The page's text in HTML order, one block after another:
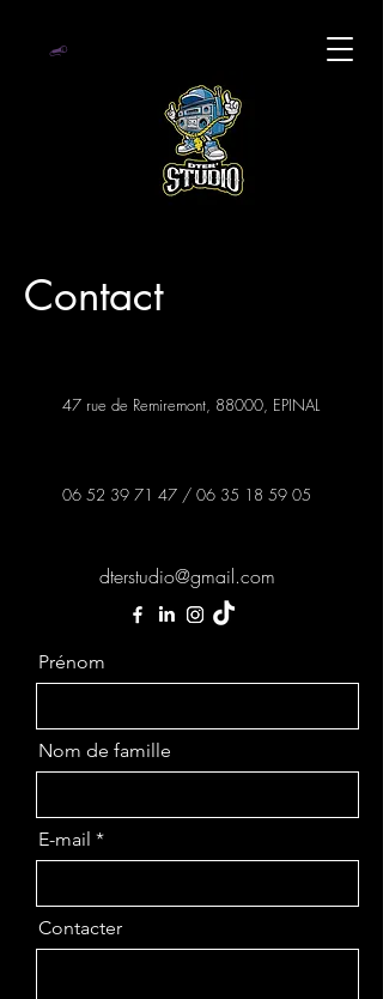
Contact
47 rue de Remiremont, 88000, EPINAL
06 52 39 71 47 / 06 35 18 59 05
dterstudio@gmail.com
Prénom
Nom de famille
E-mail
Contacter